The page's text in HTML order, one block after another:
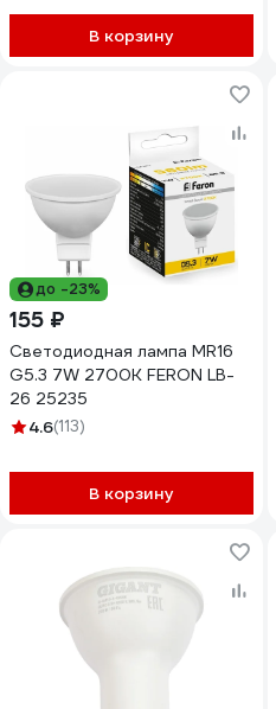
В корзину
до -23%
155 ₽
Светодиодная лампа MR16
G5.3 7W 2700K FERON LB-
26 25235
4.6(113)
В корзину